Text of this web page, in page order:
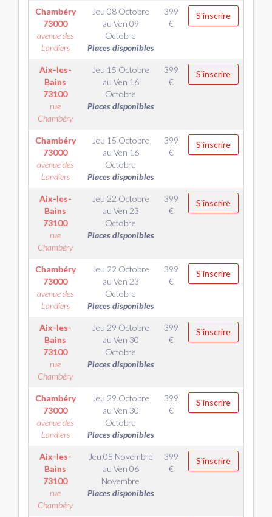
Chambéry
73000
avenue des
Landiers
Jeu 08 Octobre
au Ven 09
Octobre
Places disponibles
399
€
S'inscrire
Aix-les-
Bains
73100
rue
Chambéry
Jeu 15 Octobre
au Ven 16
Octobre
Places disponibles
399
€
S'inscrire
Chambéry
73000
avenue des
Landiers
Jeu 15 Octobre
au Ven 16
Octobre
Places disponibles
399
€
S'inscrire
Aix-les-
Bains
73100
rue
Chambéry
Jeu 22 Octobre
au Ven 23
Octobre
Places disponibles
399
€
S'inscrire
Chambéry
73000
avenue des
Landiers
Jeu 22 Octobre
au Ven 23
Octobre
Places disponibles
399
€
S'inscrire
Aix-les-
Bains
73100
rue
Chambéry
Jeu 29 Octobre
au Ven 30
Octobre
Places disponibles
399
€
S'inscrire
Chambéry
73000
avenue des
Landiers
Jeu 29 Octobre
au Ven 30
Octobre
Places disponibles
399
€
S'inscrire
Aix-les-
Bains
73100
rue
Chambéry
Jeu 05 Novembre
au Ven 06
Novembre
Places disponibles
399
€
S'inscrire